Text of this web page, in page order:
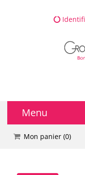
Menu
🔥 DEALS
Mon panier (0)